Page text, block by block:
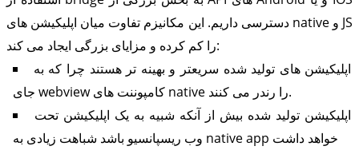
دسترسی داریم. این مکانیزم تفاوت میان اپلیکیشن های native و JS
را کم کرده و مزایای بزرگی ایجاد می کند:
اپلیکیشن های تولید شده سریعتر و بهینه تر هستند چرا که به
جای webview کامپوننت های native را رندر می کنند.
اپلیکیشن تولید شده بیش از آنکه شبیه به یک اپلیکیشن تحت
وب ریسپانسیو باشد شباهت زیادی به native app خواهد داشت